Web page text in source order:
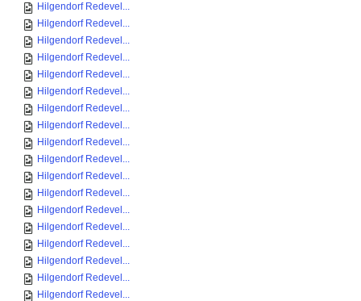
Hilgendorf Redevel...
Hilgendorf Redevel...
Hilgendorf Redevel...
Hilgendorf Redevel...
Hilgendorf Redevel...
Hilgendorf Redevel...
Hilgendorf Redevel...
Hilgendorf Redevel...
Hilgendorf Redevel...
Hilgendorf Redevel...
Hilgendorf Redevel...
Hilgendorf Redevel...
Hilgendorf Redevel...
Hilgendorf Redevel...
Hilgendorf Redevel...
Hilgendorf Redevel...
Hilgendorf Redevel...
Hilgendorf Redevel...